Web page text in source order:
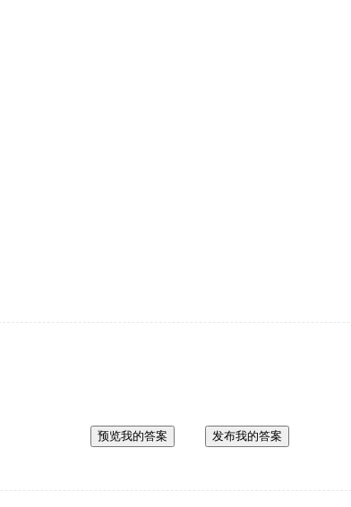
预览我的答案 发布我的答案